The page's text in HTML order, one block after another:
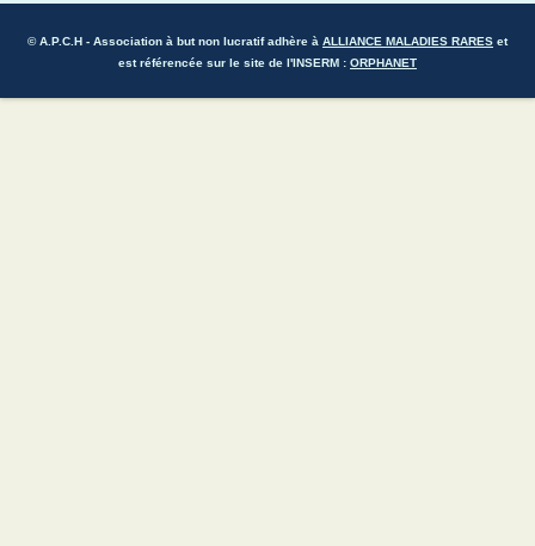
© A.P.C.H - Association à but non lucratif adhère à ALLIANCE MALADIES RARES et
est référencée sur le site de l'INSERM : ORPHANET